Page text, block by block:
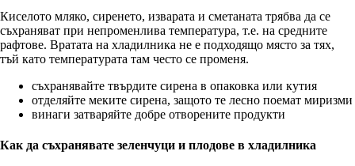
Киселото мляко, сиренето, изварата и сметаната трябва да се
съхраняват при непроменлива температура, т.е. на средните
рафтове. Вратата на хладилника не е подходящо място за тях,
тъй като температурата там често се променя.
съхранявайте твърдите сирена в опаковка или кутия
отделяйте меките сирена, защото те лесно поемат миризми
винаги затваряйте добре отворените продукти
Как да съхранявате зеленчуци и плодове в хладилника